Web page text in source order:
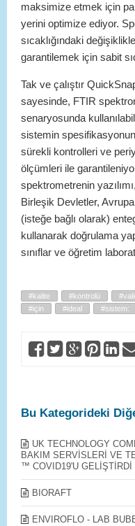
maksimize etmek için
yerini optimize ediyor.
sıcaklığındaki
garantilemek için sabit
Tak ve çalıştır
sayesinde, FTIR
senaryosunda
sistemin
sürekli kontrolleri ve
ölçümleri ile
spektrometrenin
Birleşik Devletler,
(isteğe bağlı olarak)
kullanarak doğrulama
sınıflar ve öğretim
#kalite #kontrolü
#için
#ideal #sistem:
Bu Kategorideki
UK TECHNOLOGY
BAKIM SERVİSLERİ VE
™ COVID19'U GELİŞTİRDİ
BIORAFT
ENVIROFLO - LAB